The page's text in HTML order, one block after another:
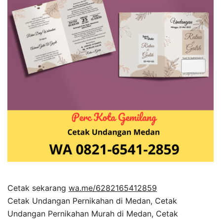
Cetak sekarang wa.me/6282165412859
Cetak Undangan Pernikahan di Medan, Cetak
Undangan Pernikahan Murah di Medan, Cetak